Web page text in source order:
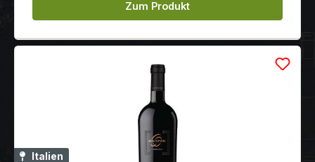
Zum Produkt
Italien